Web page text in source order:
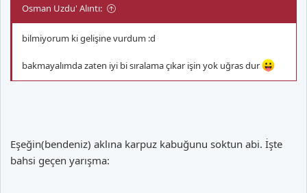
Osman Uzdu' Alıntı:
bilmiyorum ki gelişine vurdum :d
bakmayalımda zaten iyi bi sıralama çıkar işin yok uğras dur
Eşeğin(bendeniz) aklına karpuz kabuğunu soktun abi. İşte
bahsi geçen yarışma: